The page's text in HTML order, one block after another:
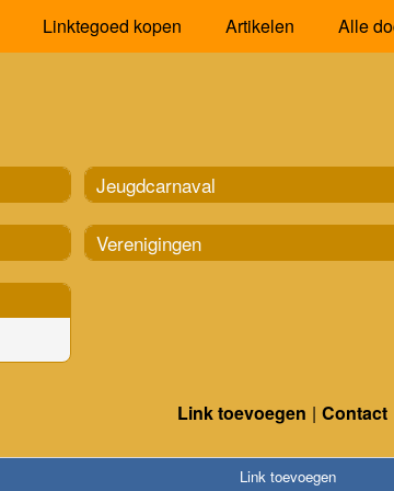
Linktegoed kopen Artikelen Alle
Jeugdcarnaval
Verenigingen
Link toevoegen Contact
Link toevoegen